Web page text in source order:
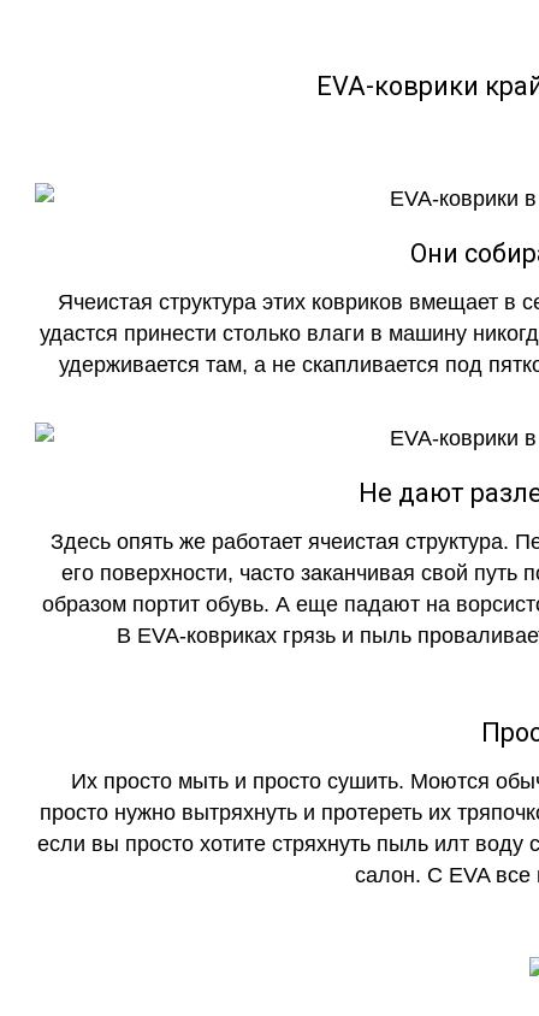
EVA-коврики
Они
Ячеистая структура этих ковриков вмещает в
удастся принести столько влаги в машину
удерживается там, а не скапливается под
Не дают
Здесь опять же работает ячеистая структура.
его поверхности, часто заканчивая свой
образом портит обувь. А еще падают на
В EVA-ковриках грязь и пыль
Их просто мыть и просто сушить. Моются
просто нужно вытряхнуть и протереть их
если вы просто хотите стряхнуть пыль илт воду
салон. С EVA все